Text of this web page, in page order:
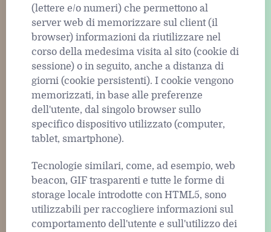
(lettere e/o numeri) che permettono al
server web di memorizzare sul client (il
browser) informazioni da riutilizzare nel
corso della medesima visita al sito (cookie di
sessione) o in seguito, anche a distanza di
giorni (cookie persistenti). I cookie vengono
memorizzati, in base alle preferenze
dell'utente, dal singolo browser sullo
specifico dispositivo utilizzato (computer,
tablet, smartphone).
Tecnologie similari, come, ad esempio, web
beacon, GIF trasparenti e tutte le forme di
storage locale introdotte con HTML5, sono
utilizzabili per raccogliere informazioni sul
comportamento dell'utente e sull'utilizzo dei